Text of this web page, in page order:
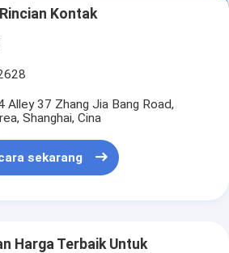
industri
otomatis
Rincian Kontak
Alley 37 Zhang Jia Bang Road,
Shanghai, Cina
sekarang
Harga Terbaik Untuk